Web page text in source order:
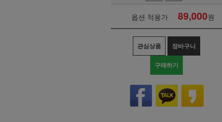
옵션 적용가 89,000원
관심상품 장바구니
구매하기